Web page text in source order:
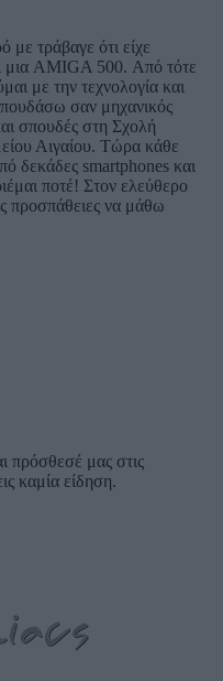
τράβαγε ότι είχε
μια AMIGA 500. Από τότε
με την τεχνολογία και
σαν μηχανικός
σπουδές στη Σχολή
Αιγαίου. Τώρα κάθε
δεκάδες smartphones και
ποτέ! Στον ελεύθερο
προσπάθειες να μάθω
πρόσθεσέ μας στις
καμία είδηση.